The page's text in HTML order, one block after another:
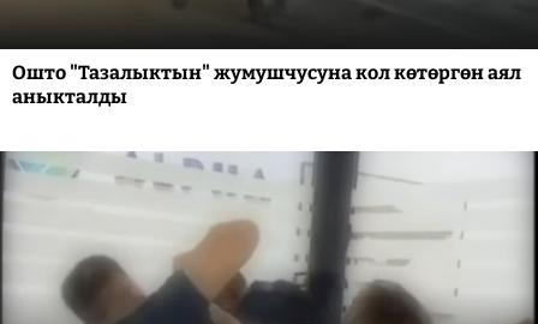
Ошто "Тазалыктын" жумушчусуна кол көтөргөн аял
аныкталды